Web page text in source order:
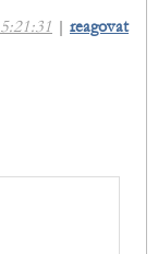
| reagovat